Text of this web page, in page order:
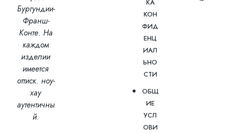
Бургундии-
Франш-
Конте. На
каждом
изделии
имеется
оттиск. ноу-
хау
аутентичны
й.
КА
КОН
ФИД
ЕНЦ
ИАЛ
ЬНО
СТИ
ОБЩ
ИЕ
УСЛ
ОВИ